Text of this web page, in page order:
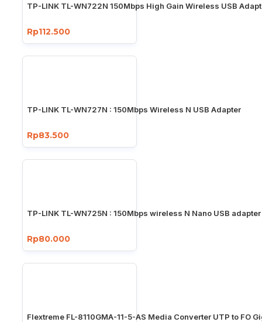
TP-LINK TL-WN722N 150Mbps High Gain Wireless USB
Rp112.500
TP-LINK TL-WN727N : 150Mbps Wireless N USB Adapter
Rp83.500
TP-LINK TL-WN725N : 150Mbps wireless N Nano USB adapter
Rp80.000
Flextreme FL-8110GMA-11-5-AS Media Converter UTP to FO